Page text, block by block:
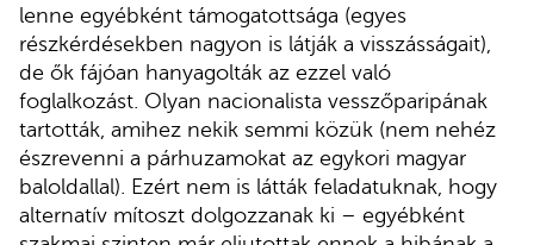
lenne egyébként támogatottsága (egyes
részkérdésekben nagyon is látják a visszásságait),
de ők fájóan hanyagolták az ezzel való
foglalkozást. Olyan nacionalista vesszőparipának
tartották, amihez nekik semmi közük (nem nehéz
észrevenni a párhuzamokat az egykori magyar
baloldallal). Ezért nem is látták feladatuknak, hogy
alternatív mítoszt dolgozzanak ki – egyébként